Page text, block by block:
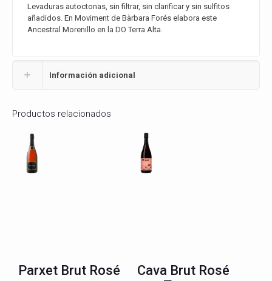
Levaduras autoctonas, sin filtrar, sin clarificar y sin sulfitos
añadidos. En Moviment de Bàrbara Forés elabora este
Ancestral Morenillo en la DO Terra Alta.
Información adicional
Productos relacionados
Parxet Brut Rosé
Cava Brut Rosé